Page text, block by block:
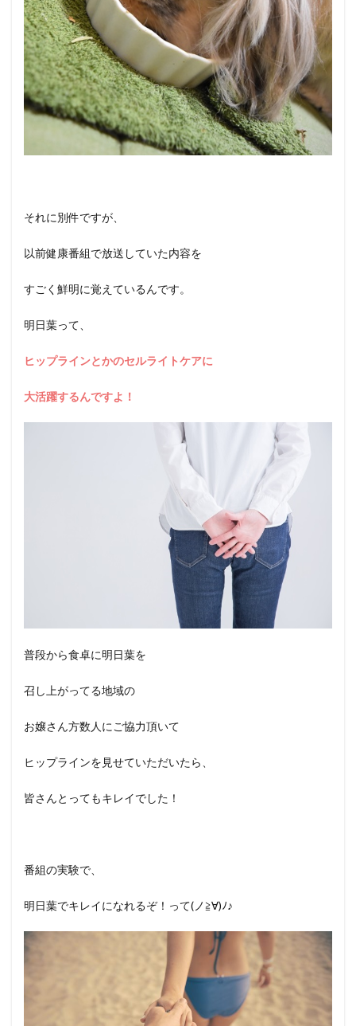
それに別件ですが、
以前健康番組で放送していた内容を
すごく鮮明に覚えているんです。
明日葉って、
ヒップラインとかのセルライトケアに
大活躍するんですよ！
普段から食卓に明日葉を
召し上がってる地域の
お嬢さん方数人にご協力頂いて
ヒップラインを見せていただいたら、
皆さんとってもキレイでした！
番組の実験で、
明日葉でキレイになれるぞ！って(ノ≧∀)ﾉ♪